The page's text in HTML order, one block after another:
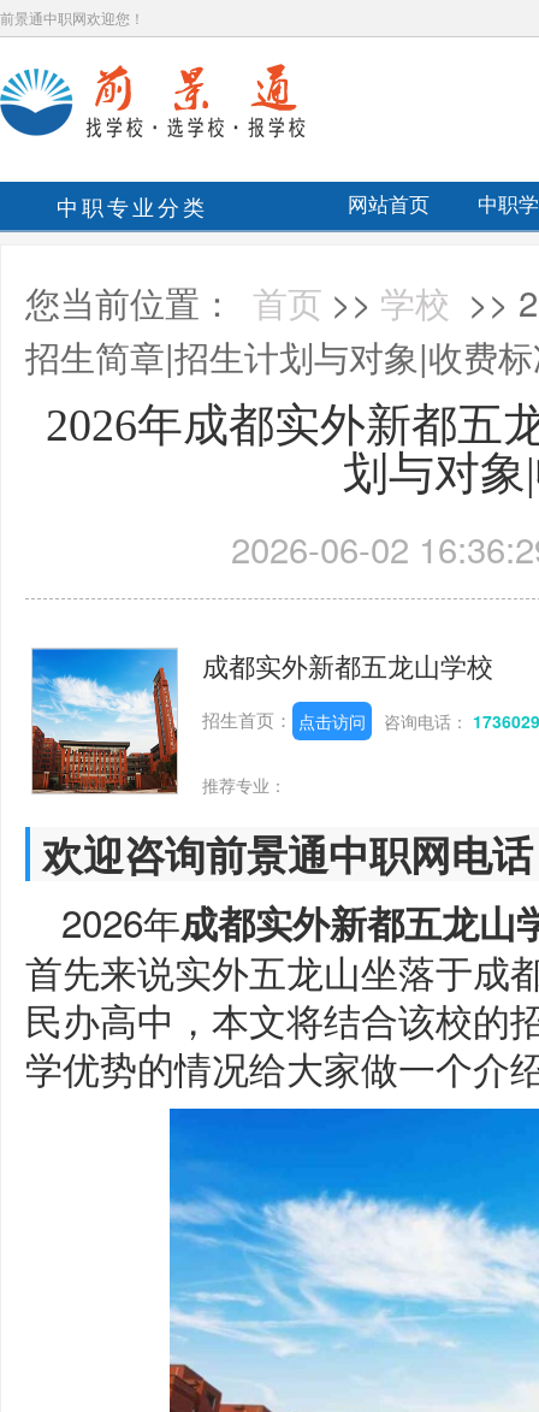
前景通中职网欢迎您！
中职专业分类 网站首页 中职
您当前位置： 首页 >> 学校 >>
招生简章|招生计划与对象|收费
2026年成都实外新都五
划与对象
2026-06-02
成都实外新都五龙山学校
招生首页： 点击访问 咨询电话：
推荐专业：
欢迎咨询前景通中职网电
2026年成都实外新都五龙山
首先来说实外五龙山坐落于成
民办高中，本文将结合该校的
学优势的情况给大家做一个介